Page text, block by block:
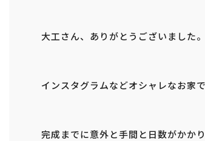
大工さん、ありがとうございました
インスタグラムなどオシャレなお家
完成までに意外と手間と日数がかかり